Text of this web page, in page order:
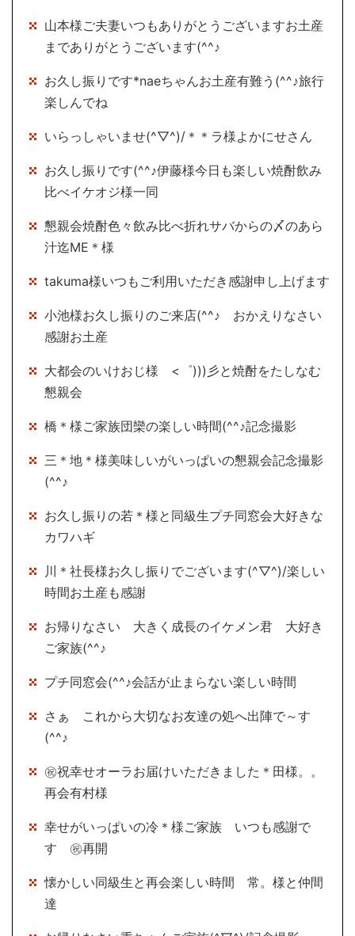
山本様ご夫妻いつもありがとうございますお土産
までありがとうございます(^^♪
お久し振りです*naeちゃんお土産有難う(^^♪旅行
楽しんでね
いらっしゃいませ(^▽^)/＊＊ラ様よかにせさん
お久し振りです(^^♪伊藤様今日も楽しい焼酎飲み
比べイケオジ様一同
懇親会焼酎色々飲み比べ折れサバからの〆のあら
汁迄ME＊様
takuma様いつもご利用いただき感謝申し上げます
小池様お久し振りのご来店(^^♪ おかえりなさい
感謝お土産
大都会のいけおじ様 <゜)))彡と焼酎をたしなむ
懇親会
橋＊様ご家族団欒の楽しい時間(^^♪記念撮影
三＊地＊様美味しいがいっぱいの懇親会記念撮影
(^^♪
お久し振りの若＊様と同級生プチ同窓会大好きな
カワハギ
川＊社長様お久し振りでございます(^▽^)/楽しい
時間お土産も感謝
お帰りなさい 大きく成長のイケメン君 大好き
ご家族(^^♪
プチ同窓会(^^♪会話が止まらない楽しい時間
さぁ これから大切なお友達の処へ出陣で～す
(^^♪
㊗祝幸せオーラお届けいただきました＊田様。。
再会有村様
幸せがいっぱいの冷＊様ご家族 いつも感謝で
す ㊗再開
懐かしい同級生と再会楽しい時間 常。様と仲間
達